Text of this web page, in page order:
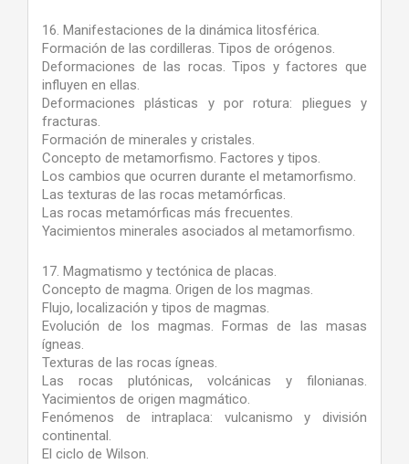
16. Manifestaciones de la dinámica litosférica.
Formación de las cordilleras. Tipos de orógenos.
Deformaciones de las rocas. Tipos y factores que
influyen en ellas.
Deformaciones plásticas y por rotura: pliegues y
fracturas.
Formación de minerales y cristales.
Concepto de metamorfismo. Factores y tipos.
Los cambios que ocurren durante el metamorfismo.
Las texturas de las rocas metamórficas.
Las rocas metamórficas más frecuentes.
Yacimientos minerales asociados al metamorfismo.
17. Magmatismo y tectónica de placas.
Concepto de magma. Origen de los magmas.
Flujo, localización y tipos de magmas.
Evolución de los magmas. Formas de las masas
ígneas.
Texturas de las rocas ígneas.
Las rocas plutónicas, volcánicas y filonianas.
Yacimientos de origen magmático.
Fenómenos de intraplaca: vulcanismo y división
continental.
El ciclo de Wilson.